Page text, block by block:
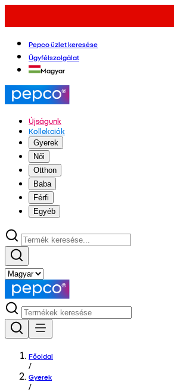
Pepco üzlet keresése
Ügyfélszolgálat
Magyar
Újságunk
Kollekciók
Gyerek
Női
Otthon
Baba
Férfi
Egyéb
Főoldal
/
Gyerek
/